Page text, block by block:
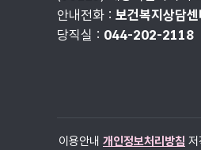
안내전화 : 보건복지상담
당직실 : 044-202-2118
이용안내 개인정보처리방침 저